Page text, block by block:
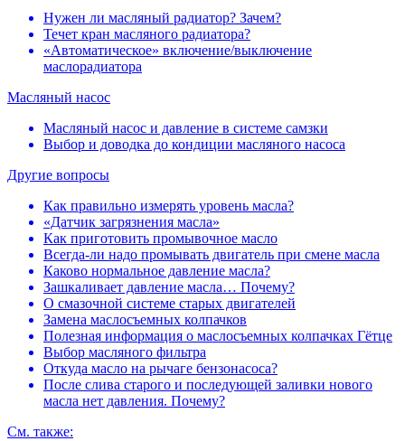
Нужен ли масляный радиатор? Зачем?
Течет кран масляного радиатора?
«Автоматическое» включение/выключение
маслорадиатора
Масляный насос
Масляный насос и давление в системе самзки
Выбор и доводка до кондиции масляного насоса
Другие вопросы
Как правильно измерять уровень масла?
«Датчик загрязнения масла»
Как приготовить промывочное масло
Всегда-ли надо промывать двигатель при смене масла
Каково нормальное давление масла?
Зашкаливает давление масла… Почему?
О смазочной системе старых двигателей
Замена маслосъемных колпачков
Полезная информация о маслосъемных колпачках Гётце
Выбор масляного фильтра
Откуда масло на рычаге бензонасоса?
После слива старого и последующей заливки нового
масла нет давления. Почему?
См. также: